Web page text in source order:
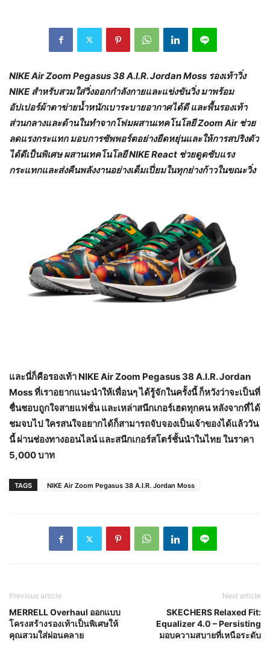
NIKE Air Zoom Pegasus 38 A.I.R. Jordan Moss รองเท้าวิ่ง
NIKE สำหรับสวมใส่วิ่งออกกำลังกายและแข่งขันวิ่ง มาพร้อม
อัปเปอร์ผ้าตาข่ายน้ำหนักเบาระบายอากาศได้ดี และพื้นรองเท้า
ส่วนกลางและด้านในทำจากโฟมผสานเทคโนโลยี Zoom Air ช่วย
ลดแรงกระแทก มอบการซัพพอร์ตอย่างยืดหยุ่นและให้การสปริงตัว
ได้ดีเป็นพิเศษ ผสานเทคโนโลยี NIKE React ช่วยดูดซับแรง
กระแทกและส่งคืนพลังงานอย่างเต็มเปี่ยมในทุกย่างก้าวในขณะวิ่ง
และนี่ก็คือรองเท้า NIKE Air Zoom Pegasus 38 A.I.R. Jordan
Moss ที่เราอยากแนะนำให้เพื่อนๆ ได้รู้จักในครั้งนี้ ก็หวังว่าจะเป็นที่
ชื่นชอบถูกใจสายแฟชั่น และเหล่าสนีกเกอร์เฮดทุกคน หลังจากที่ได้
ชมจบไป ใครสนใจอยากได้ก็สามารถจับจองเป็นเจ้าของได้แล้ววัน
นี้ ผ่านช่องทางออนไลน์ และสนีกเกอร์สโตร์ชั้นนำในไทย ในราคา
5,000 บาท
TAGS NIKE Air Zoom Pegasus 38 A.I.R. Jordan Moss
Previous article
MERRELL Overhaul ออกแบบ
โครงสร้างรองเท้าเป็นพิเศษให้
คุณสวมใส่ผ่อนคลาย
Next article
SKECHERS Relaxed Fit:
Equalizer 4.0 – Persisting
มอบความสบายที่เหนือระดับ